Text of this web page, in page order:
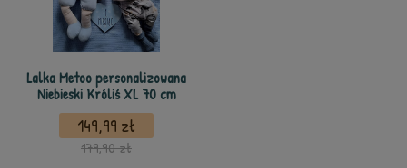
Lalka Metoo personalizowana
Niebieski Króliś XL 70 cm
149,99 zł
179,90 zł